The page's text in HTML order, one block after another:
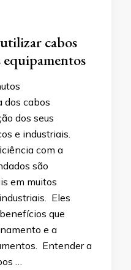
cabos
equipamentos
dos cabos
dos seus
e industriais.
com a
são
em muitos
Eles
que
e a
Entender a
…